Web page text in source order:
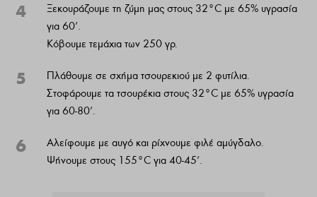
4
Ξεκουράζουμε τη ζύμη μας στους 32°C με 65% υγρασία
για 60’.
Κόβουμε τεμάχια των 250 γρ.
5
Πλάθουμε σε σχήμα τσουρεκιού με 2 φυτίλια.
Στοφάρουμε τα τσουρέκια στους 32°C με 65% υγρασία
για 60-80’.
6
Αλείφουμε με αυγό και ρίχνουμε φιλέ αμύγδαλο.
Ψήνουμε στους 155°C για 40-45’.